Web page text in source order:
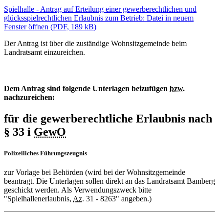
Spielhalle - Antrag auf Erteilung einer gewerberechtlichen und
glücksspielrechtlichen Erlaubnis zum Betrieb: Datei in neuem
Fenster öffnen (PDF, 189 kB)
Der Antrag ist über die zuständige Wohnsitzgemeinde beim
Landratsamt einzureichen.
Dem Antrag sind folgende Unterlagen beizufügen bzw.
nachzureichen:
für die gewerberechtliche Erlaubnis nach
§ 33 i GewO
Polizeiliches Führungszeugnis
zur Vorlage bei Behörden (wird bei der Wohnsitzgemeinde
beantragt. Die Unterlagen sollen direkt an das Landratsamt Bamberg
geschickt werden. Als Verwendungszweck bitte
"Spielhallenerlaubnis, Az. 31 - 8263" angeben.)